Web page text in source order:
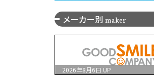
メーカー別 maker
2026年8月6日 UP